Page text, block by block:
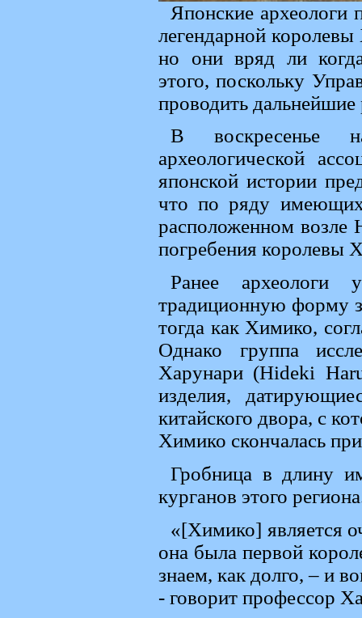
Японские археологи
легендарной
но они вряд ли
этого, поскольку
проводить дальнейшие
В воскресенье
археологической
японской истории
что по ряду
расположенном возле
погребения королевы
Ранее археологи
традиционную форму
тогда как Химико,
Однако группа
Харунари (Hideki
изделия,
китайского двора, с
Химико скончалась
Гробница в длину
курганов этого
«[Химико] является
она была первой
знаем, как долго, – и
- говорит профессор